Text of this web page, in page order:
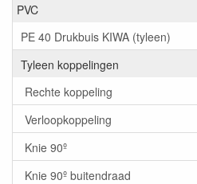
PVC
PE 40 Drukbuis KIWA (tyleen)
Tyleen koppelingen
Rechte koppeling
Verloopkoppeling
Knie 90º
Knie 90º buitendraad